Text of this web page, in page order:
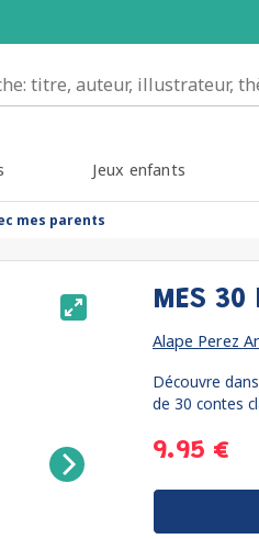
Jeux enfants
mes parents
MES 30
Alape Perez
Découvre
de 30 contes
9.95 €